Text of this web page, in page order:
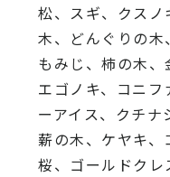
松、スギ、クス
木、どんぐりの木
もみじ、柿の木
エゴノキ、コニ
ーアイス、クチナ
薪の木、ケヤキ、
桜、ゴールドクレ